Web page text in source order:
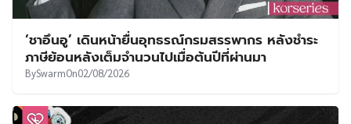
‘ชาอึนอู’ เดินหน้ายื่นอุทธรณ์กรมสรรพากร หลังชำระ
ภาษีย้อนหลังเต็มจำนวนไปเมื่อต้นปีที่ผ่านมา
BySwarmOn02/08/2026